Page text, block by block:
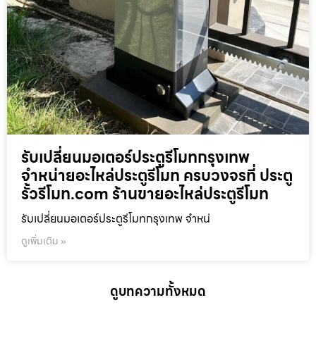
รับเปลี่ยนมอเตอร์ประตูรีโมทกรุงเทพ
จำหน่ายอะไหล่ประตูรีโมท ครบวงจรที่ ประตู
รั้วรีโมท.com ร้านขายอะไหล่ประตูรีโมท
รับเปลี่ยนมอเตอร์ประตูรีโมทกรุงเทพ จำหน่
ดูเพิ่มเติม »
ดูบทความทั้งหมด